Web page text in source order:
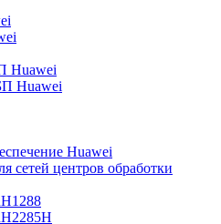
Huawei
Huawei
Huawei
сетей центров обработки